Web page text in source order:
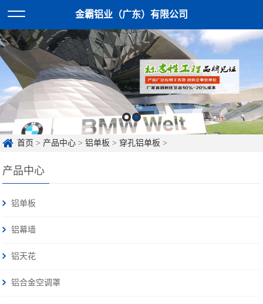
金霸铝业（广东）有限公司
首页 > 产品中心 >铝单板 > 穿孔铝单板 >
产品中心
铝单板
铝幕墙
铝天花
铝合金空调罩